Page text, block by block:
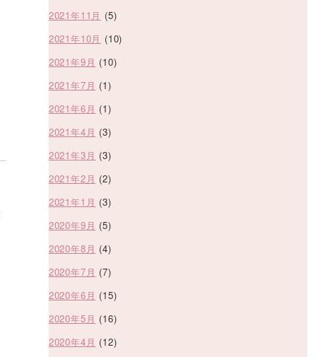
2021年11月 (5)
2021年10月 (10)
2021年9月 (10)
2021年7月 (1)
2021年6月 (1)
2021年4月 (3)
2021年3月 (3)
2021年2月 (2)
2021年1月 (3)
2020年9月 (5)
2020年8月 (4)
2020年7月 (7)
2020年6月 (15)
2020年5月 (16)
2020年4月 (12)